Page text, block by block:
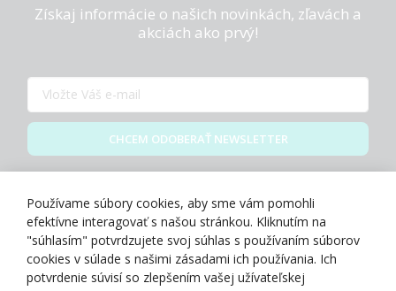
Získaj informácie o našich novinkách, zľavách a
akciách ako prvý!
CHCEM ODOBERAŤ NEWSLETTER
O NÁS
Používame súbory cookies, aby sme vám pomohli
efektívne interagovať s našou stránkou. Kliknutím na
"súhlasím" potvrdzujete svoj súhlas s používaním súborov
cookies v súlade s našimi zásadami ich používania. Ich
potvrdenie súvisí so zlepšením vašej užívateľskej